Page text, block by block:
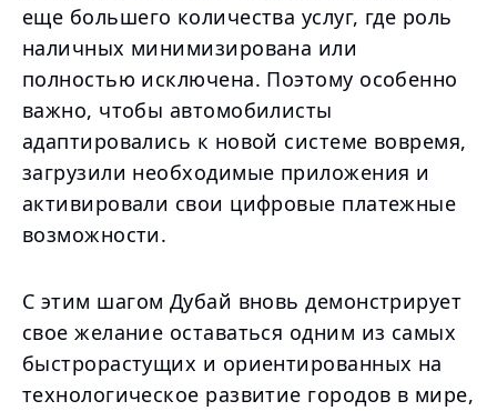
еще большего количества услуг, где роль
наличных минимизирована или
полностью исключена. Поэтому особенно
важно, чтобы автомобилисты
адаптировались к новой системе вовремя,
загрузили необходимые приложения и
активировали свои цифровые платежные
возможности.
С этим шагом Дубай вновь демонстрирует
свое желание оставаться одним из самых
быстрорастущих и ориентированных на
технологическое развитие городов в мире,